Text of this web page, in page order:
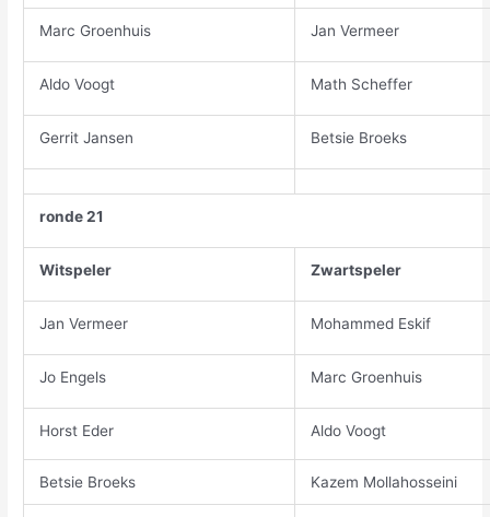
Marc Groenhuis Jan Vermeer
Aldo Voogt Math Scheffer
Gerrit Jansen Betsie Broeks
ronde 21
Witspeler Zwartspeler
Jan Vermeer Mohammed Eskif
Jo Engels Marc Groenhuis
Horst Eder Aldo Voogt
Betsie Broeks Kazem Mollahosseini